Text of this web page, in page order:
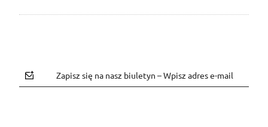
Zapisz się na nasz biuletyn – Wpisz adres e-mail